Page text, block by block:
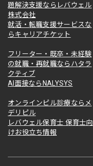
題解決支援ならレバウェル
株式会社
就活・転職支援サービスな
らキャリアチケット
フリーター・既卒・未経験
の就職・再就職ならハタラ
クティブ
AI面接ならNALYSYS
オンラインピル診療ならメ
デリピル
レバウェル保育士 保育士向
けお役立ち情報